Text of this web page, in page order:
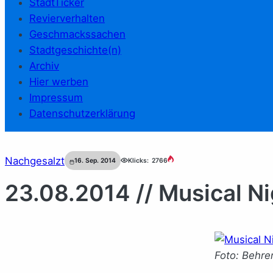
StadtTicker
Revierverhalten
Geschmackssachen
Stadtgeschichte(n)
Archiv
Hier werben
Impressum
Datenschutzerklärung
Nachgesalzt 16. Sep. 2014 Klicks: 2766
23.08.2014 // Musical
Foto: